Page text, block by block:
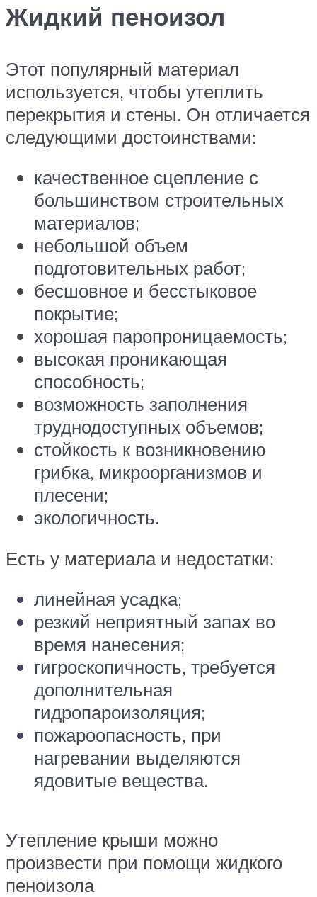
Жидкий пеноизол
Этот популярный материал
используется, чтобы утеплить
перекрытия и стены. Он отличается
следующими достоинствами:
качественное сцепление с
большинством строительных
материалов;
небольшой объем
подготовительных работ;
бесшовное и бесстыковое
покрытие;
хорошая паропроницаемость;
высокая проникающая
способность;
возможность заполнения
труднодоступных объемов;
стойкость к возникновению
грибка, микроорганизмов и
плесени;
экологичность.
Есть у материала и недостатки:
линейная усадка;
резкий неприятный запах во
время нанесения;
гигроскопичность, требуется
дополнительная
гидропароизоляция;
пожароопасность, при
нагревании выделяются
ядовитые вещества.
Утепление крыши можно
произвести при помощи жидкого
пеноизола